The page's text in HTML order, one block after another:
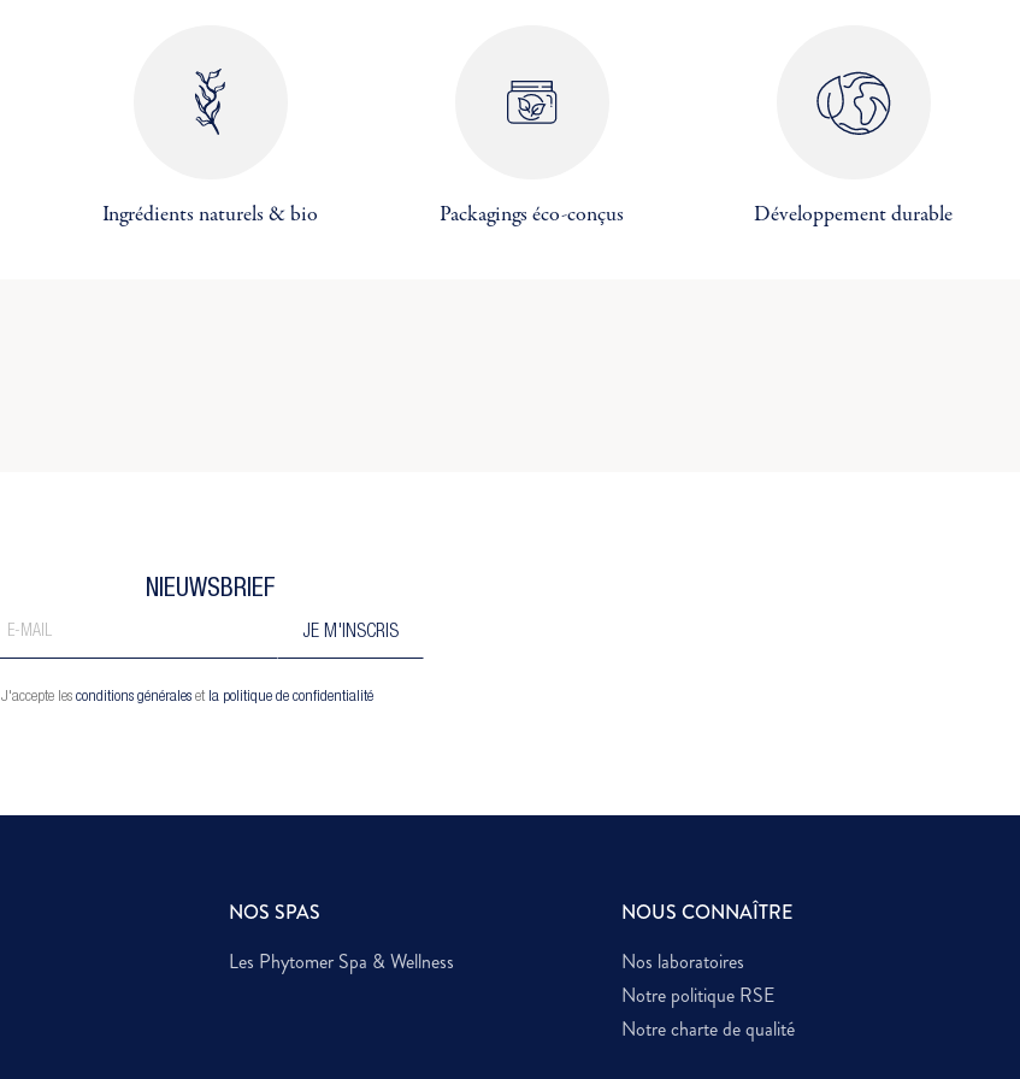
Annuler
Ingrédients naturels & bio Packagings éco-conçus Développement durable
NIEUWSBRIEF
J'accepte lesconditions générales et la politique de confidentialité
NOS SPAS
Les Phytomer Spa & Wellness
NOUS CONNAÎTRE
Nos laboratoires
Notre politique RSE
Notre charte de qualité